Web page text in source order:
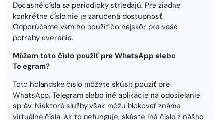
Dočasné čísla sa periodicky striedajú. Pre žiadne
konkrétne číslo nie je zaručená dostupnosť.
Odporúčame vám ho použiť čo najskôr pre vaše
potreby overenia.
Môžem toto číslo použiť pre WhatsApp alebo
Telegram?
Toto holandské číslo môžete skúsiť použiť pre
WhatsApp, Telegram alebo iné aplikácie na odosielanie
správ. Niektoré služby však môžu blokovať známe
virtuálne čísla. Ak to nefunguje, skúste iné číslo z nášho